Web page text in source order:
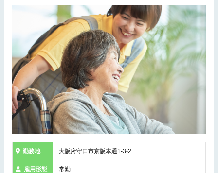
勤務地 大阪府守口市京阪本通1-3-2
雇用形態 常勤